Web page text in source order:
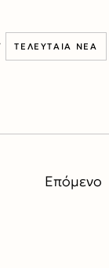
ΤΕΛΕΥΤΑΊΑ ΝΈΑ
Επόμενο